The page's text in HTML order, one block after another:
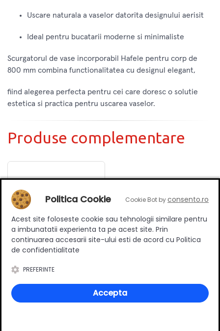
Uscare naturala a vaselor datorita designului aerisit
Ideal pentru bucatarii moderne si minimaliste
Scurgatorul de vase incorporabil Hafele pentru corp de
800 mm combina functionalitatea cu designul elegant,
fiind alegerea perfecta pentru cei care doresc o solutie
estetica si practica pentru uscarea vaselor.
Produse complementare
Scurgator vase
Politica Cookie Cookie Bot byconsento.ro
Acest site foloseste cookie sau tehnologii similare pentru
a imbunatatii experienta ta pe acest site. Prin
continuarea accesarii site-ului esti de acord cu Politica
de confidentialitate
PREFERINTE
Accepta